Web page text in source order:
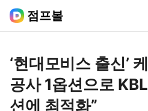
점프볼
‘현대모비스 출신’
공사 1옵션으로
션에 최적화”